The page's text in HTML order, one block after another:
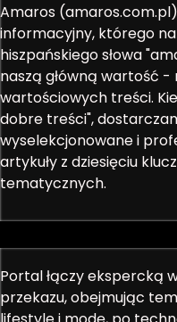
Amaros
informacyjny, którego
hiszpańskiego słowa
naszą główną wartość -
wartościowych treści.
dobre treści",
wyselekcjonowane i
artykuły z dziesięciu
tematycznych.
Portal łączy ekspercką
przekazu, obejmując